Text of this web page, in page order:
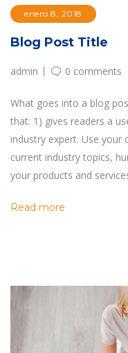
enero 8, 2018
Blog Post Title
admin 0 comments
What goes into a blog
that: 1) gives readers a
industry expert. Use your
current industry topics,
your products and
Read more